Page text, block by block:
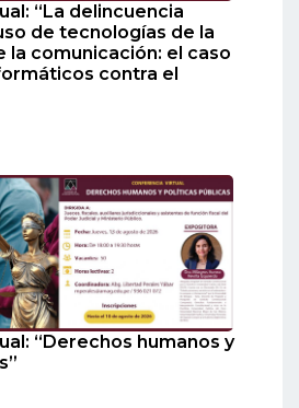
“La delincuencia
de tecnologías de la
la comunicación: el caso
contra el
“Derechos humanos y